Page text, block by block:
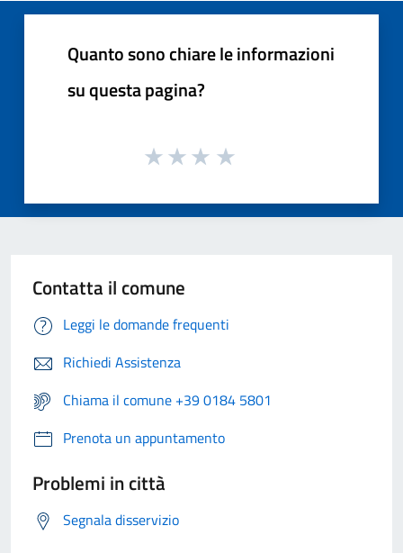
Quanto sono chiare le informazioni
su questa pagina?
Contatta il comune
Leggi le domande frequenti
Richiedi Assistenza
Chiama il comune +39 0184 5801
Prenota un appuntamento
Problemi in città
Segnala disservizio